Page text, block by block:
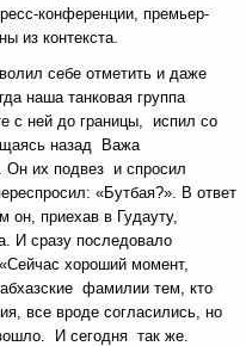
конференции, премьер-
из контекста.
себе отметить и даже
наша танковая группа
с ней до границы, испил со
назад Важа
Он их подвез и спросил
«Бутбая?». В ответ
он, приехав в Гудауту,
И сразу последовало
хороший момент,
фамилии тем, кто
все вроде согласились, но
И сегодня так же.